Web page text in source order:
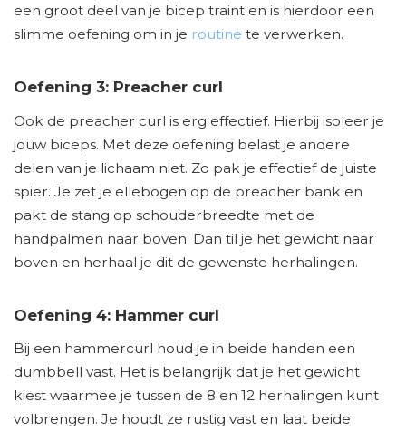
een groot deel van je bicep traint en is hierdoor een
slimme oefening om in je routine te verwerken.
Oefening 3: Preacher curl
Ook de preacher curl is erg effectief. Hierbij isoleer je
jouw biceps. Met deze oefening belast je andere
delen van je lichaam niet. Zo pak je effectief de juiste
spier. Je zet je ellebogen op de preacher bank en
pakt de stang op schouderbreedte met de
handpalmen naar boven. Dan til je het gewicht naar
boven en herhaal je dit de gewenste herhalingen.
Oefening 4: Hammer curl
Bij een hammercurl houd je in beide handen een
dumbbell vast. Het is belangrijk dat je het gewicht
kiest waarmee je tussen de 8 en 12 herhalingen kunt
volbrengen. Je houdt ze rustig vast en laat beide